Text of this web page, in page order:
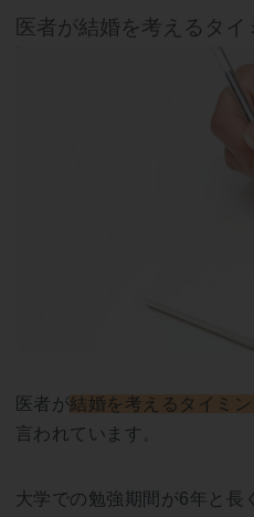
医者が結婚を考えるタイ
医者が結婚を考えるタイミ
言われています。
大学での勉強期間が6年と長